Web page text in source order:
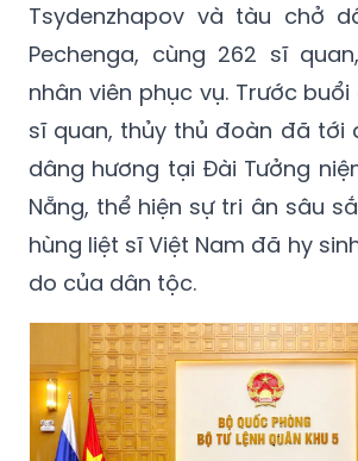
Tsydenzhapov và tàu chở
Pechenga, cùng 262 sĩ
nhân viên phục vụ. Trước
sĩ quan, thủy thủ đoàn đã tới
dâng hương tại Đài Tưởng
Nẵng, thể hiện sự tri ân sâu
hùng liệt sĩ Việt Nam đã hy
do của dân tộc.